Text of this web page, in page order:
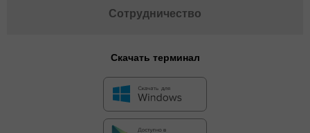
Сотрудничество
Скачать терминал